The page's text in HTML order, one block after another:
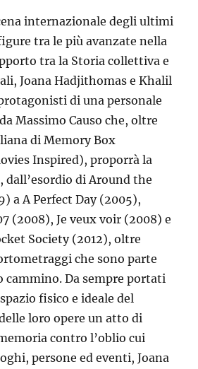
internazionale degli ultimi
tra le più avanzate nella
tra la Storia collettiva e
Joana Hadjithomas e Khalil
di una personale
Massimo Causo che, oltre
di Memory Box
Inspired), proporrà la
dall’esordio di Around the
a A Perfect Day (2005),
(2008), Je veux voir (2008) e
Society (2012), oltre
che sono parte
cammino. Da sempre portati
fisico e ideale del
loro opere un atto di
contro l’oblio cui
persone ed eventi, Joana